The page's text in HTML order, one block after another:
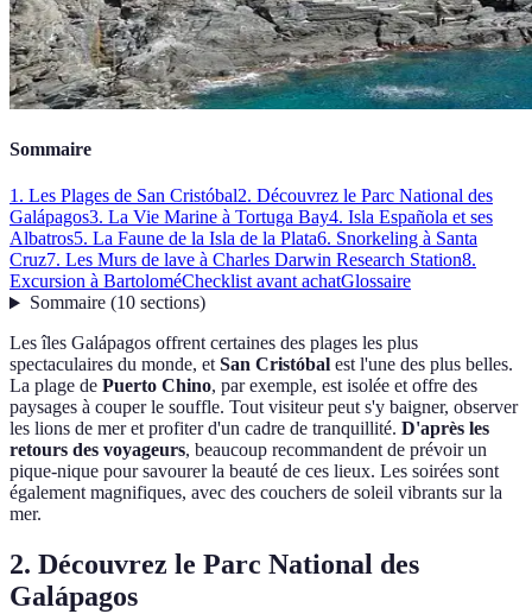
Sommaire
1. Les Plages de San Cristóbal2. Découvrez le Parc National des
Galápagos3. La Vie Marine à Tortuga Bay4. Isla Española et ses
Albatros5. La Faune de la Isla de la Plata6. Snorkeling à Santa
Cruz7. Les Murs de lave à Charles Darwin Research Station8.
Excursion à BartoloméChecklist avant achatGlossaire
Sommaire(10 sections)
Les îles Galápagos offrent certaines des plages les plus
spectaculaires du monde, etSan Cristóbal est l'une des plus belles.
La plage de Puerto Chino, par exemple, est isolée et offre des
paysages à couper le souffle. Tout visiteur peut s'y baigner, observer
les lions de mer et profiter d'un cadre de tranquillité. D'après les
retours des voyageurs, beaucoup recommandent de prévoir un
pique-nique pour savourer la beauté de ces lieux. Les soirées sont
également magnifiques, avec des couchers de soleil vibrants sur la
mer.
2. Découvrez le Parc National des
Galápagos